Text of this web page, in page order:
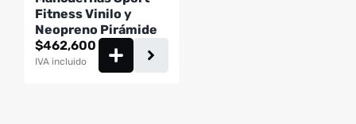
Fitness Vinilo y
Neopreno Pirámide
$462,600
IVA incluido